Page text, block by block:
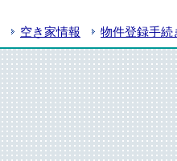
空き家情報 物件登録手続